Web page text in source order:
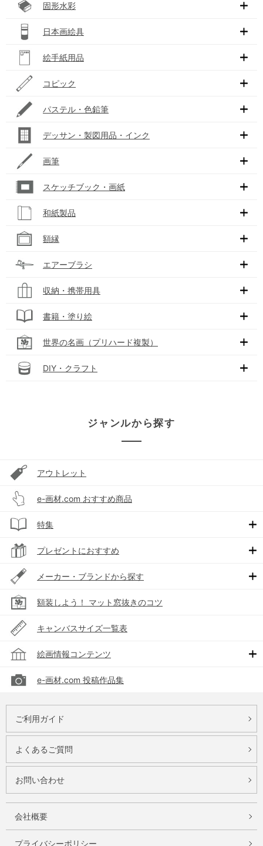
固形水彩
日本画絵具
絵手紙用品
コピック
パステル・色鉛筆
デッサン・製図用品・インク
画筆
スケッチブック・画紙
和紙製品
額縁
エアーブラシ
収納・携帯用具
書籍・塗り絵
世界の名画（プリハード複製）
DIY・クラフト
ジャンルから探す
アウトレット
e-画材.com おすすめ商品
特集
プレゼントにおすすめ
メーカー・ブランドから探す
額装しよう！ マット窓抜きのコツ
キャンバスサイズ一覧表
絵画情報コンテンツ
e-画材.com 投稿作品集
ご利用ガイド
よくあるご質問
お問い合わせ
会社概要
プライバシーポリシー